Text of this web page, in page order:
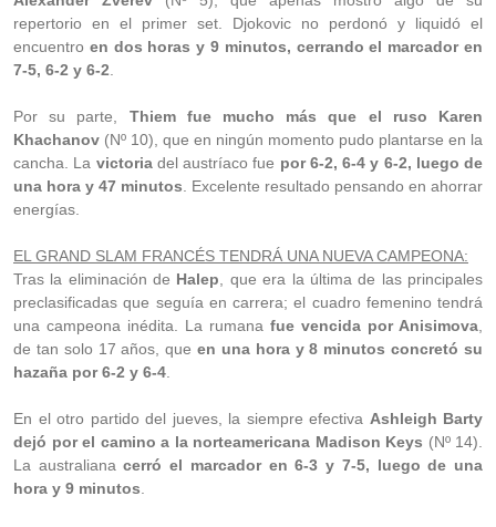
repertorio en el primer set. Djokovic no perdonó y liquidó el
encuentro en dos horas y 9 minutos, cerrando el marcador en
7-5, 6-2 y 6-2
Por su parte, Thiem fue mucho más que el ruso Karen
Khachanov (Nº 10), que en ningún momento pudo plantarse en la
cancha. La victoriadel austríaco fue por 6-2, 6-4 y 6-2, luego de
una hora y 47 minutos . Excelente resultado pensando en ahorrar
energías.
EL GRAND SLAM FRANCÉS TENDRÁ UNA NUEVA CAMPEONA:
Tras la eliminación de Halep , que era la última de las principales
preclasificadas que seguía en carrera; el cuadro femenino tendrá
una campeona inédita. La rumana fue vencida por Anisimova
de tan solo 17 años, queen una hora y 8 minutos concretó su
hazaña por 6-2 y 6-4
En el otro partido del jueves, la siempre efectiva Ashleigh Barty
dejó por el camino a la norteamericana Madison Keys (Nº 14).
La australianacerró el marcador en 6-3 y 7-5, luego de una
hora y 9 minutos